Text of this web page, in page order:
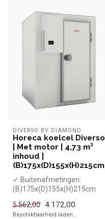
DIVERSO BY DIAMOND
Horeca koelcel Diverso
| Met motor | 4,73 m³
inhoud |
(B)175x(D)155x(H)215cm
✓ Buitenafmetingen:
(B)175x(D)155x(H)215cm
(B)163x(D)143x(H)...
5.562,00 4.172,00
Beschikbaarheid laden..